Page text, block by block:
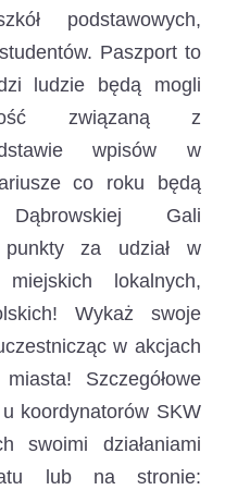
podstawowych,
Paszport to
ludzie będą mogli
związaną z
wpisów w
co roku będą
Gali
punkty za udział w
lokalnych,
Wykaż swoje
w akcjach
Szczegółowe
koordynatorów SKW
swoimi działaniami
lub na stronie: